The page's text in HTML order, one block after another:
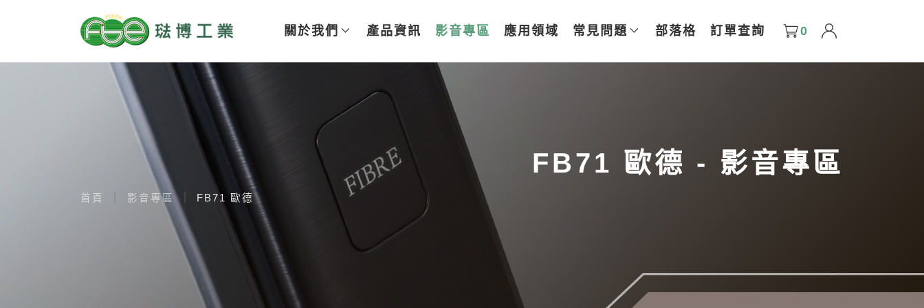
關於我們 產品資訊 影音專區 應用領域 常見問題 部落格 訂單查詢 0
FB71 歐德 - 影音專區
首頁 影音專區 FB71 歐德